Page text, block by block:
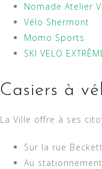
Nomade Atelier
Vélo Shermont
Momo Sports
SKI VELO
Casiers à
La Ville offre à ses
Sur la rue
Au